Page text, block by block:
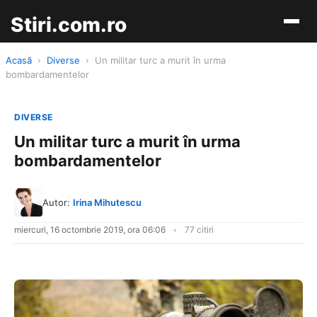
Stiri.com.ro
Acasă › Diverse ›
Un militar turc a murit în urma
bombardamentelor
DIVERSE
Un militar turc a murit în urma
bombardamentelor
Autor: Irina Mihutescu
miercuri, 16 octombrie 2019, ora 06:06 77 citiri